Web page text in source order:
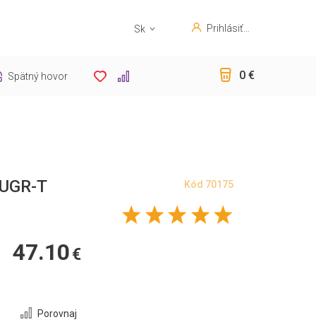
Sk
Prihlásiť
Spätný hovor 0 €
Kód 70175
T
47.10€
Porovnaj